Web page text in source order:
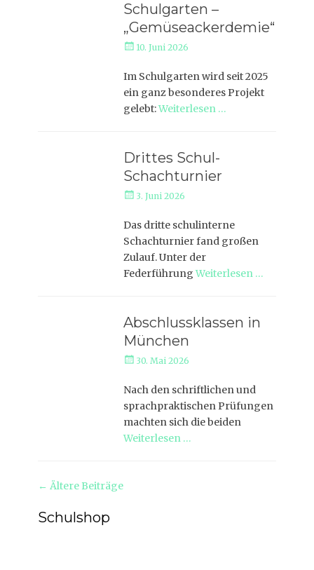
Schulgarten –
„Gemüseackerdemie“
Veröffentlicht
10. Juni 2026
Im Schulgarten wird seit 2025
ein ganz besonderes Projekt
gelebt:Weiterlesen …
Drittes Schul-
Schachturnier
Veröffentlicht
3. Juni 2026
Das dritte schulinterne
Schachturnier fand großen
Zulauf. Unter der
FederführungWeiterlesen …
Abschlussklassen in
München
Veröffentlicht
30. Mai 2026
Nach den schriftlichen und
sprachpraktischen Prüfungen
machten sich die beiden
Weiterlesen …
Beitrag-
← Ältere Beiträge
Schulshop